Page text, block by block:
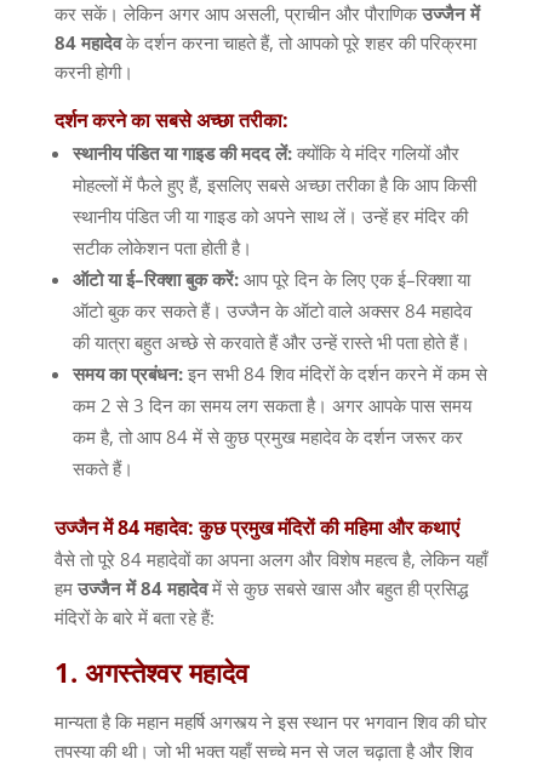
कर सकें। लेकिन अगर आप असली, प्राचीन और पौराणिकउज्जैन में
84 महादेवके दर्शन करना चाहते हैं, तो आपको पूरे शहर की परिक्रमा
करनी होगी।
दर्शनकरनेकासबसेअच्छातरीका:
स्थानीय पंडित या गाइड की मदद लें: क्योंकि ये मंदिर गलियों और
मोहल्लों में फैले हुए हैं, इसलिए सबसे अच्छा तरीका है कि आप किसी
स्थानीय पंडित जी या गाइड को अपने साथ लें। उन्हें हर मंदिर की
सटीक लोकेशन पता होती है।
ऑटो या ई–रिक्शा बुक करें: आप पूरे दिन के लिए एक ई–रिक्शा या
ऑटो बुक कर सकते हैं। उज्जैन के ऑटो वाले अक्सर84 महादेव
की यात्रा बहुत अच्छे से करवाते हैं और उन्हें रास्ते भी पता होते हैं।
समय का प्रबंधन: इन सभी84 शिव मंदिरों के दर्शन करने में कम से
कम2 से3 दिन का समय लग सकता है। अगर आपके पास समय
कम है, तो आप84 में से कुछ प्रमुख महादेव के दर्शन जरूर कर
सकते हैं।
उज्जैनमें84महादेव:कुछप्रमुखमंदिरोंकीमहिमाऔरकथाएं
वैसे तो पूरे84 महादेवों का अपना अलग और विशेष महत्व है, लेकिन यहाँ
हम उज्जैन में84 महादेवमें से कुछ सबसे खास और बहुत ही प्रसिद्ध
मंदिरों के बारे में बता रहे हैं:
1. अगस्तेश्वर महादेव
मान्यता है कि महान महर्षि अगस्त्य ने इस स्थान पर भगवान शिव की घोर
तपस्या की थी। जो भी भक्त यहाँ सच्चे मन से जल चढ़ाता है और शिव